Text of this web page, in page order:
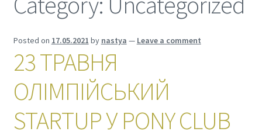
Save Horses
My account
Posted on 17.05.2021 by nastya — Leave a comment
23 ТРАВНЯ
ОЛІМПІЙСЬКИЙ
STARTUP У PONY CLUB